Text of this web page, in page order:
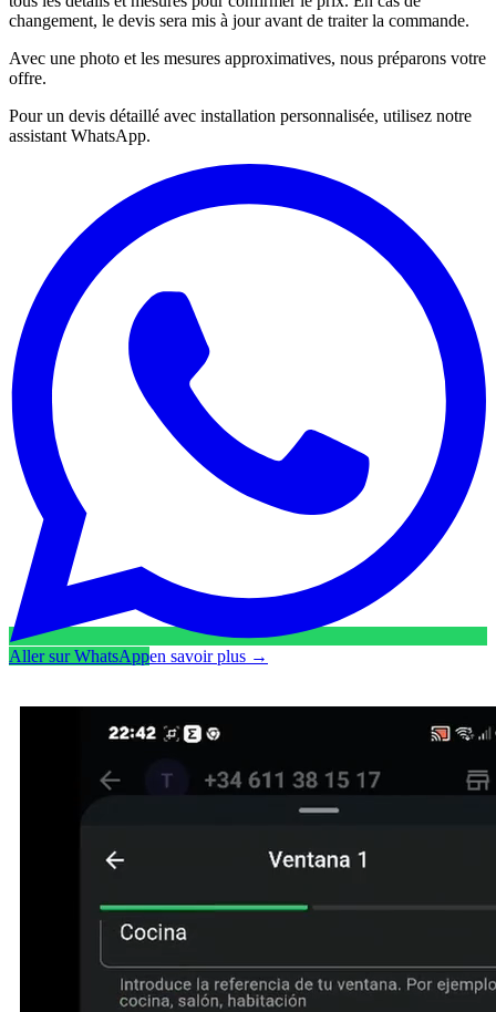
changement, le devis sera mis à jour avant de traiter la commande.
Avec une photo et les mesures approximatives, nous préparons votre
offre.
Pour un devis détaillé avec installation personnalisée, utilisez notre
assistant WhatsApp.
Aller sur WhatsAppen savoir plus →